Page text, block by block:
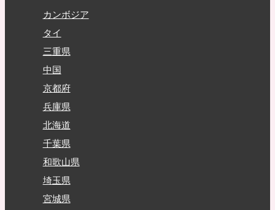
カンボジア
タイ
三重県
中国
京都府
兵庫県
北海道
千葉県
和歌山県
埼玉県
宮城県